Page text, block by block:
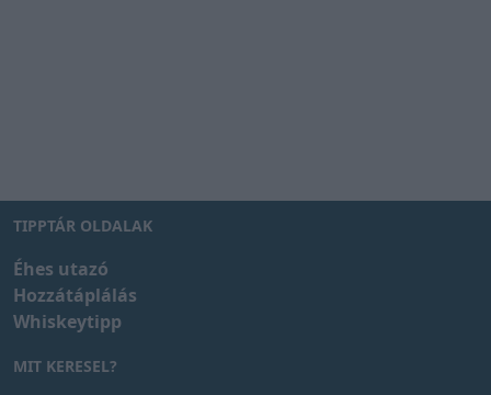
TIPPTÁR OLDALAK
Éhes utazó
Hozzátáplálás
Whiskeytipp
MIT KERESEL?